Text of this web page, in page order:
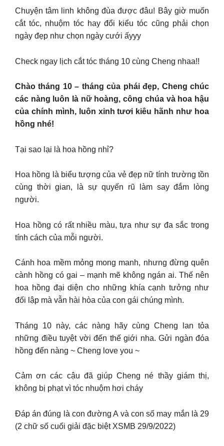
Chuyện tâm linh không đùa được đâu! Bây giờ muốn
cắt tóc, nhuộm tóc hay đổi kiểu tóc cũng phải chọn
ngày đẹp như chọn ngày cưới ấyyy
Check ngay lịch cắt tóc tháng 10 cùng Cheng nhaa!!
Chào tháng 10 – tháng của phái đẹp, Cheng chúc
các nàng luôn là nữ hoàng, công chúa và hoa hậu
của chính mình, luôn xinh tươi kiêu hãnh như hoa
hồng nhé!
Tại sao lại là hoa hồng nhỉ?
Hoa hồng là biểu tượng của vẻ đẹp nữ tính trường tồn
cùng thời gian, là sự quyến rũ làm say đắm lòng
người.
Hoa hồng có rất nhiều màu, tựa như sự đa sắc trong
tính cách của mỗi người.
Cánh hoa mềm mỏng mong manh, nhưng đừng quên
cành hồng có gai – mạnh mẽ không ngán ai. Thế nên
hoa hồng đại diện cho những khía cạnh tưởng như
đối lập mà vẫn hài hòa của con gái chúng mình.
Tháng 10 này, các nàng hãy cùng Cheng lan tỏa
những điều tuyệt vời đến thế giới nha. Gửi ngàn đóa
hồng đến nàng ~ Cheng love you ~
Cảm ơn các cậu đã giúp Cheng né thầy giám thị,
không bị phạt vì tóc nhuộm hơi cháy
Đáp án đúng là con đường A và con số may mắn là 29
(2 chữ số cuối giải đặc biệt XSMB 29/9/2022)